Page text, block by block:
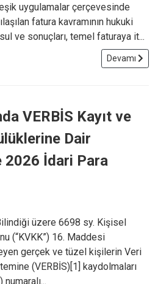
uygulamalar çerçevesinde
fatura kavramının hukuki
ve sonuçları, temel faturaya it...
Devamı
VERBİS Kayıt ve
Dair
2026 İdari Para
üzere 6698 sy. Kişisel
(“KVKK”) 16. Maddesi
gerçek ve tüzel kişilerin Veri
(VERBİS)[1] kaydolmaları